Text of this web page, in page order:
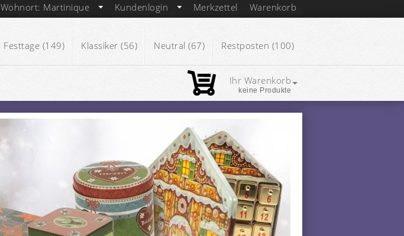
Wohnort: Martinique Kundenlogin Merkzettel Warenkorb
Festtage (149) Klassiker (56) Neutral (67) Restposten (100)
Ihr Warenkorb
keine Produkte